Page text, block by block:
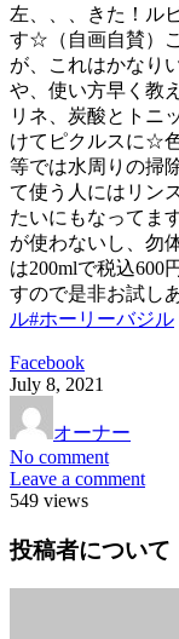
左、、、きた！ル
す☆（自画自賛）
が、これはかなり
や、使い方早く教
リネ、炭酸とトニ
けてピクルスに☆
等では水周りの掃
て使う人にはリン
たいにもなってま
が使わないし、勿
は200mlで税込600
すので是非お試し
ル#ホーリーバジル
Facebook
July 8, 2021
オーナー
No comment
Leave a comment
549 views
投稿者について